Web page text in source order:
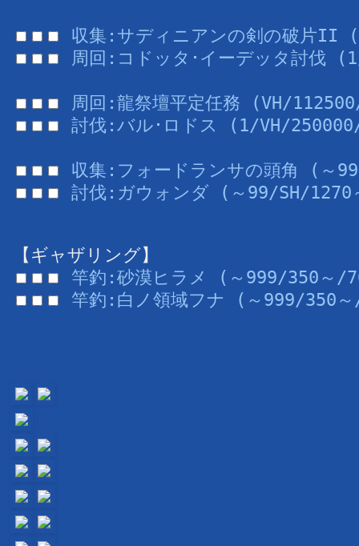
収集:サディニアンの剣の破片II
周回:コドッタ･イーデッタ討伐
周回:龍祭壇平定任務 (VH/
討伐:バル･ロドス (1/VH/
収集:フォードランサの頭角 (～
討伐:ガウォンダ (～99/SH/
【ギャザリング】
竿釣:砂漠ヒラメ (～999/350～/
竿釣:白ノ領域フナ (～999/350